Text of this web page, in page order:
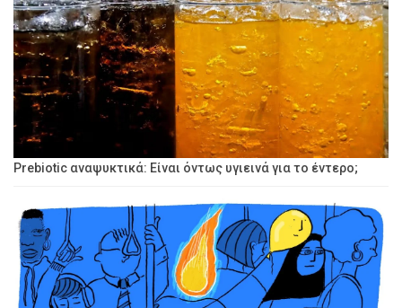
Prebiotic αναψυκτικά: Είναι όντως υγιεινά για το έντερο;